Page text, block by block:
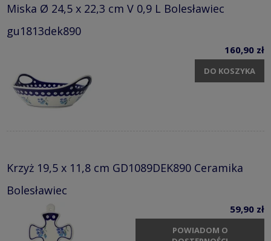
Miska Ø 24,5 x 22,3 cm V 0,9 L Bolesławiec
gu1813dek890
160,90 zł
DO KOSZYKA
Krzyż 19,5 x 11,8 cm GD1089DEK890 Ceramika
Bolesławiec
59,90 zł
POWIADOM O